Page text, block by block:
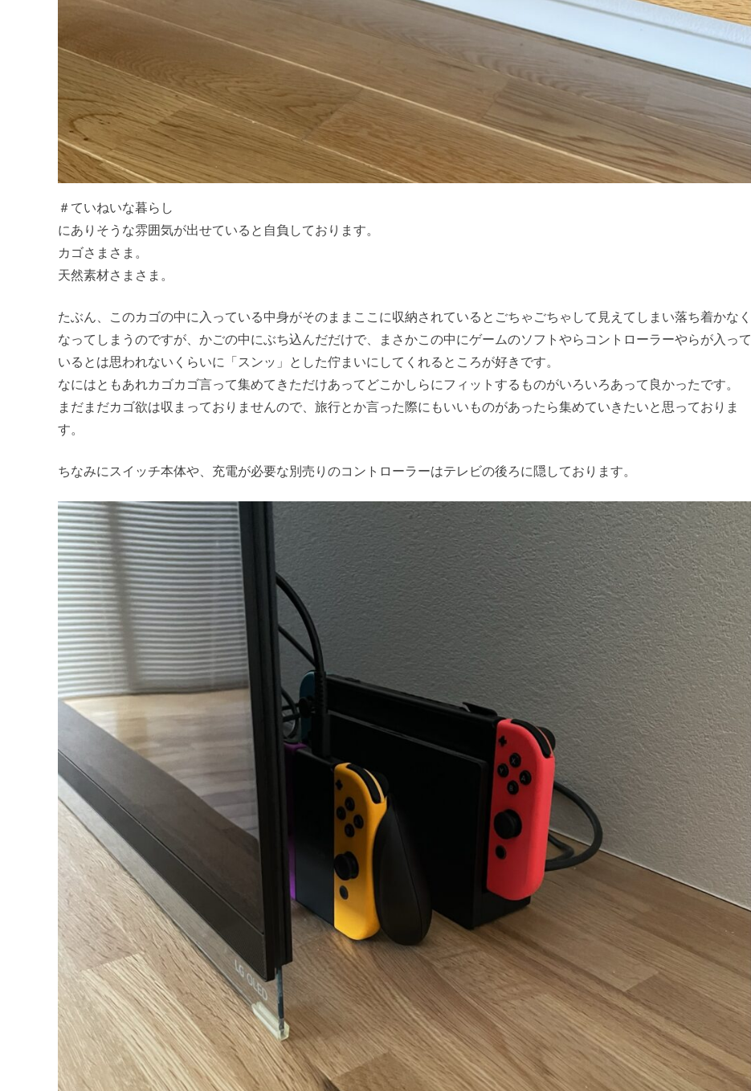
＃ていねいな暮らし
にありそうな雰囲気が出せていると自負しております。
カゴさまさま。
天然素材さまさま。
たぶん、このカゴの中に入っている中身がそのままここに収納されているとごちゃごちゃして見えてしまい落ち着かなく
なってしまうのですが、かごの中にぶち込んだだけで、まさかこの中にゲームのソフトやらコントローラーやらが入って
いるとは思われないくらいに「スンッ」とした佇まいにしてくれるところが好きです。
なにはともあれカゴカゴ言って集めてきただけあってどこかしらにフィットするものがいろいろあって良かったです。
まだまだカゴ欲は収まっておりませんので、旅行とか言った際にもいいものがあったら集めていきたいと思っておりま
す。
ちなみにスイッチ本体や、充電が必要な別売りのコントローラーはテレビの後ろに隠しております。